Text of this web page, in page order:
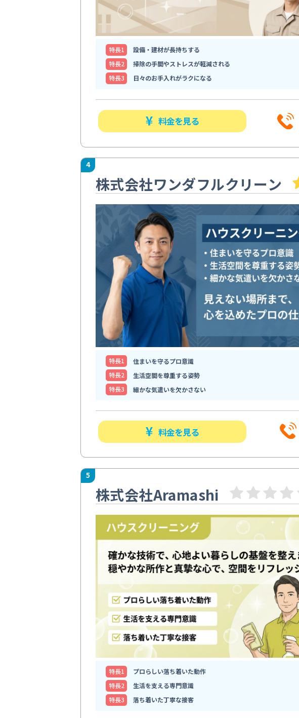
特⻑1
設備・建材が長持ちする
特⻑2
掃除の手間やストレスが軽減される
特⻑3
日々のお手入れがラクになる
料金を見る
4
株式会社ワンダフルクリーン
特⻑1
住まいを守るプロ意識
特⻑2
生活空間を尊重する姿勢
特⻑3
細かな気遣いを欠かさない
料金を見る
5
株式会社Aramashi
特⻑1
プロらしい落ち着いた動作
特⻑2
生活を支える専門意識
特⻑3
落ち着いた丁寧な接客